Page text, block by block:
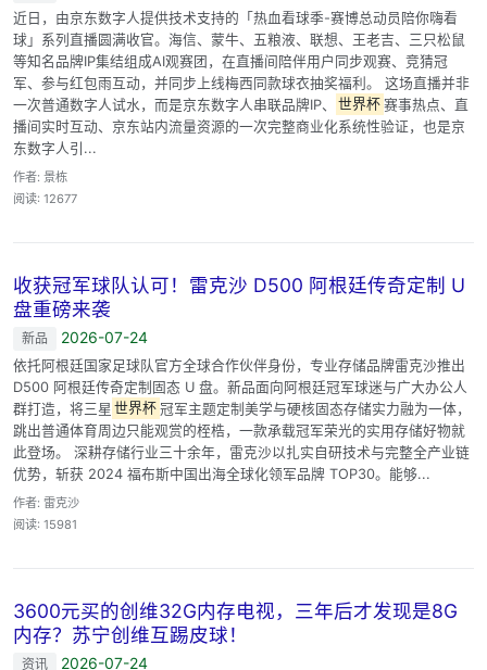
近日，由京东数字人提供技术支持的「热血看球季-赛博总动员陪你嗨看
球」系列直播圆满收官。海信、蒙牛、五粮液、联想、王老吉、三只松鼠
等知名品牌IP集结组成AI观赛团，在直播间陪伴用户同步观赛、竞猜冠
军、参与红包雨互动，并同步上线梅西同款球衣抽奖福利。 这场直播并非
一次普通数字人试水，而是京东数字人串联品牌IP、
世界杯 赛事热点、直
播间实时互动、京东站内流量资源的一次完整商业化系统性验证，也是京
东数字人引...
作者: 景栋
阅读: 12677
收获冠军球队认可！雷克沙 D500 阿根廷传奇定制 U
盘重磅来袭
新品 2026-07-24
依托阿根廷国家足球队官方全球合作伙伴身份，专业存储品牌雷克沙推出
D500 阿根廷传奇定制固态 U 盘。新品面向阿根廷冠军球迷与广大办公人
群打造，将三星 世界杯 冠军主题定制美学与硬核固态存储实力融为一体，
跳出普通体育周边只能观赏的桎梏，一款承载冠军荣光的实用存储好物就
此登场。 深耕存储行业三十余年，雷克沙以扎实自研技术与完整全产业链
优势，斩获 2024 福布斯中国出海全球化领军品牌 TOP30。能够...
作者: 雷克沙
阅读: 15981
3600元买的创维32G内存电视，三年后才发现是8G
内存？苏宁创维互踢皮球！
资讯 2026-07-24